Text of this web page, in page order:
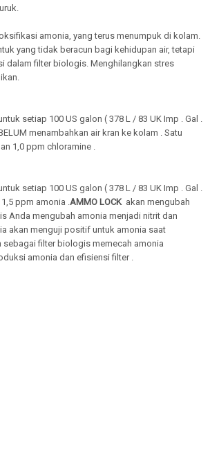
amonia, yang terus menumpuk di kolam.
yang tidak beracun bagi kehidupan air, tetapi
dalam filter biologis. Menghilangkan stres
setiap 100 US galon ( 378 L / 83 UK Imp . Gal .
menambahkan air kran ke kolam . Satu
1,0 ppm chloramine .
setiap 100 US galon ( 378 L / 83 UK Imp . Gal .
ppm amonia .AMMO LOCKakan mengubah
Anda mengubah amonia menjadi nitrit dan
akan menguji positif untuk amonia saat
sebagai filter biologis memecah amonia
amonia dan efisiensi filter .